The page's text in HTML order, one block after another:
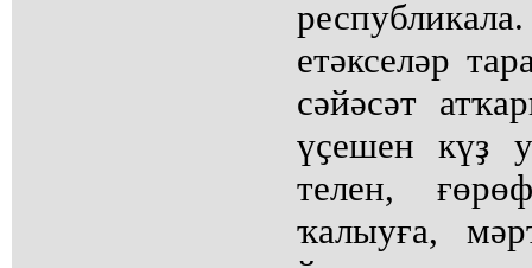
етәкселәр
сәйәсәт
үҫешен күҙ
телен,
ҡалыуға,